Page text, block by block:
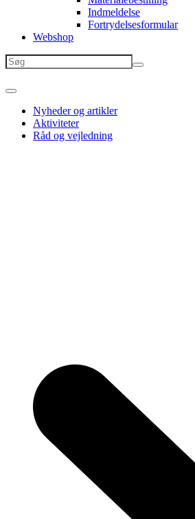
Indmeldelse
Fortrydelsesformular
Webshop
Nyheder og artikler
Aktiviteter
Råd og vejledning